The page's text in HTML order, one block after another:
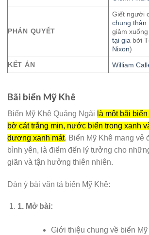
PHÁN QUYẾT
Giết người
chung thân
giảm
tại gia bởi
Nixon)
KẾT ÁN
William
Bãi biển Mỹ Khê
Biển Mỹ Khê Quảng Ngãi là một bãi
bờ cát trắng mịn, nước biển trong xanh
dương xanh mát. Biển Mỹ Khê mang vẻ
bình yên, là điểm đến lý tưởng cho
giãn và tận hưởng thiên nhiên.
Dàn ý bài văn tả biển Mỹ Khê:
1. Mở bài:
Giới thiệu chung về biển